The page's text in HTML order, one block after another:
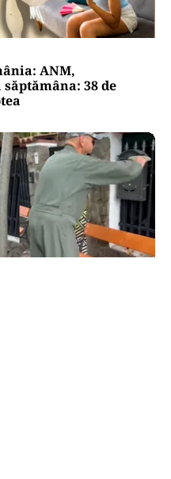
ANM,
38 de